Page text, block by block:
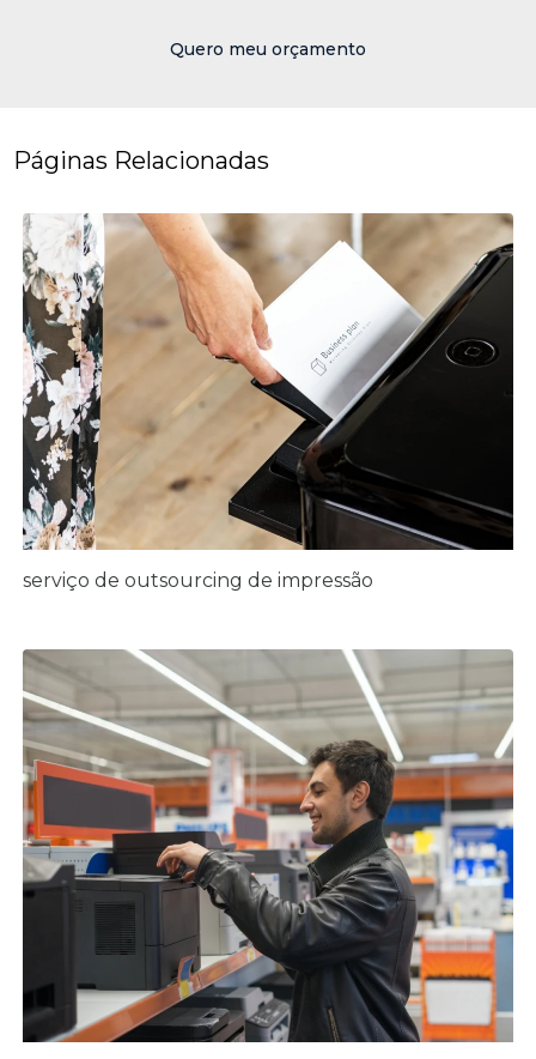
Quero meu orçamento
Páginas Relacionadas
serviço de outsourcing de impressão